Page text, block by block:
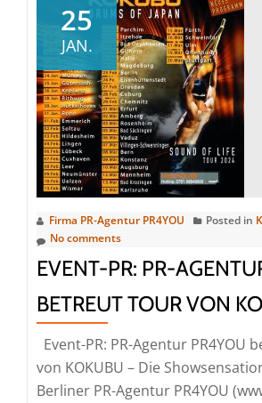
25
JAN.
Firma PR-Agentur PR4YOU Posted in
No comments
EVENT-PR: PR-
BETREUT TOUR VON
Event-PR: PR-Agentur PR4YOU
von KOKUBU – Die
Berliner PR-Agentur PR4YOU